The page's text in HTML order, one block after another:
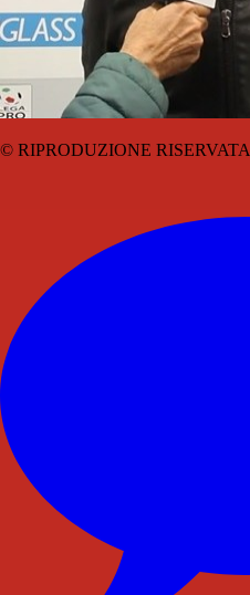
© RIPRODUZIONE RISERVATA